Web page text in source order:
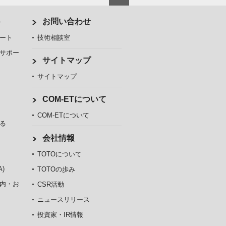
ト
ポー
・お
お問い合わせ
技術相談室
サイトマップ
サイトマップ
COM-ETについて
COM-ETについて
会社情報
TOTOについて
TOTOの歩み
CSR活動
ニュースリリース
投資家・IR情報